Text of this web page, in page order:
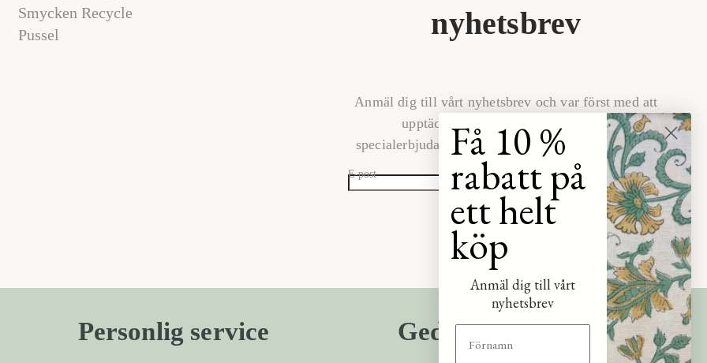
Smycken Recycle
Pussel
nyhetsbrev
Anmäl dig till vårt nyhetsbrev och var först med att
upptäcka de senaste kollektionerna,
specialerbjudandena och glimtar bakom kulisserna.
E-post
PRENUMERERA
Personlig service Gediget hantverk
Få 10 %
rabatt på
ett helt
köp
Anmäl dig till vårt
nyhetsbrev